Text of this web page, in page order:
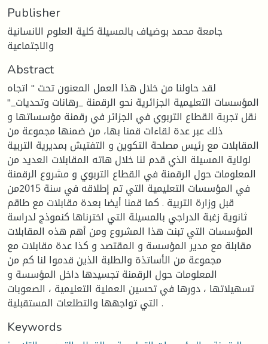
Publisher
جامعة محمد بوضياف بالمسيلة كلية العلوم الانسانية
والاجتماعية
Abstract
لقد حاولنا من خلال هذا العمل المعنون تحت " اتجاه
المؤسسات التعليمية الجزائرية نحو الرقمنة _رهانات وتحديات_"
نقل تجربة القطاع التربوي في الجزائر في رقمنة مؤسساتها و
ذلك عبر عدة لقاءات قمنا بها، من ضمنها مجموعة من
المقابلات مع رئيس مصلحة التكوين و التفتيش بمديرية التربية
لولاية المسيلة الذي قدم لنا خلال هاته المقابلات العديد من
المعلومات حول الرقمنة في القطاع التربوي و مشروع الرقمنة
في المؤسسات التعليمية التي تم إطلاقه في سنة 2015من
قبل وزارة التربية . كما قمنا أيضا بعدة مقابلات مع طاقم
ثانوية زغبة الدراجي بالمسيلة التي اخترناها كنموذج لدراسة
المؤسسات التي تبنت هذا المشروع ومن أهم هذه المقابلات
مقابلة مع مدير المؤسسة و المقتصد و كذا عدة مقابلات مع
مجموعة من الأساتذة والطلبة الذين قدموا لنا كم من
المعلومات حول الرقمنة تجسيدها داخل المؤسسة و
تسهيلاتها ، دورها في تحسين العملية التعليمية ، الصعوبات
التي تواجهها والتطلعات المستقبلية .
Keywords